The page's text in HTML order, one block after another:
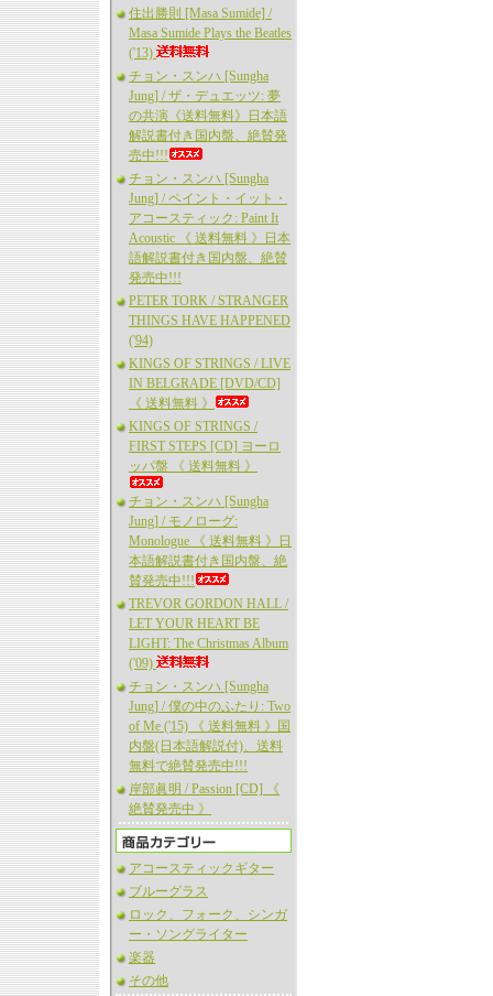
住出勝則 [Masa Sumide] /
Masa Sumide Plays the Beatles
('13)
チョン・スンハ [Sungha
Jung] / ザ・デュエッツ: 夢
の共演《送料無料》日本語
解説書付き国内盤、絶賛発
売中!!!
チョン・スンハ [Sungha
Jung] / ペイント・イット・
アコースティック: Paint It
Acoustic 《 送料無料 》日本
語解説書付き国内盤、絶賛
発売中!!!
PETER TORK / STRANGER
THINGS HAVE HAPPENED
('94)
KINGS OF STRINGS / LIVE
IN BELGRADE [DVD/CD]
《 送料無料 》
KINGS OF STRINGS /
FIRST STEPS [CD] ヨーロ
ッパ盤 《 送料無料 》
チョン・スンハ [Sungha
Jung] / モノローグ:
Monologue 《 送料無料 》日
本語解説書付き国内盤、絶
賛発売中!!!
TREVOR GORDON HALL /
LET YOUR HEART BE
LIGHT: The Christmas Album
('09)
チョン・スンハ [Sungha
Jung] / 僕の中のふたり: Two
of Me ('15) 《 送料無料 》国
内盤(日本語解説付)、送料
無料で絶賛発売中!!!
岸部眞明 / Passion [CD] 《
絶賛発売中 》
アコースティックギター
ブルーグラス
ロック、フォーク、シンガ
ー・ソングライター
楽器
その他